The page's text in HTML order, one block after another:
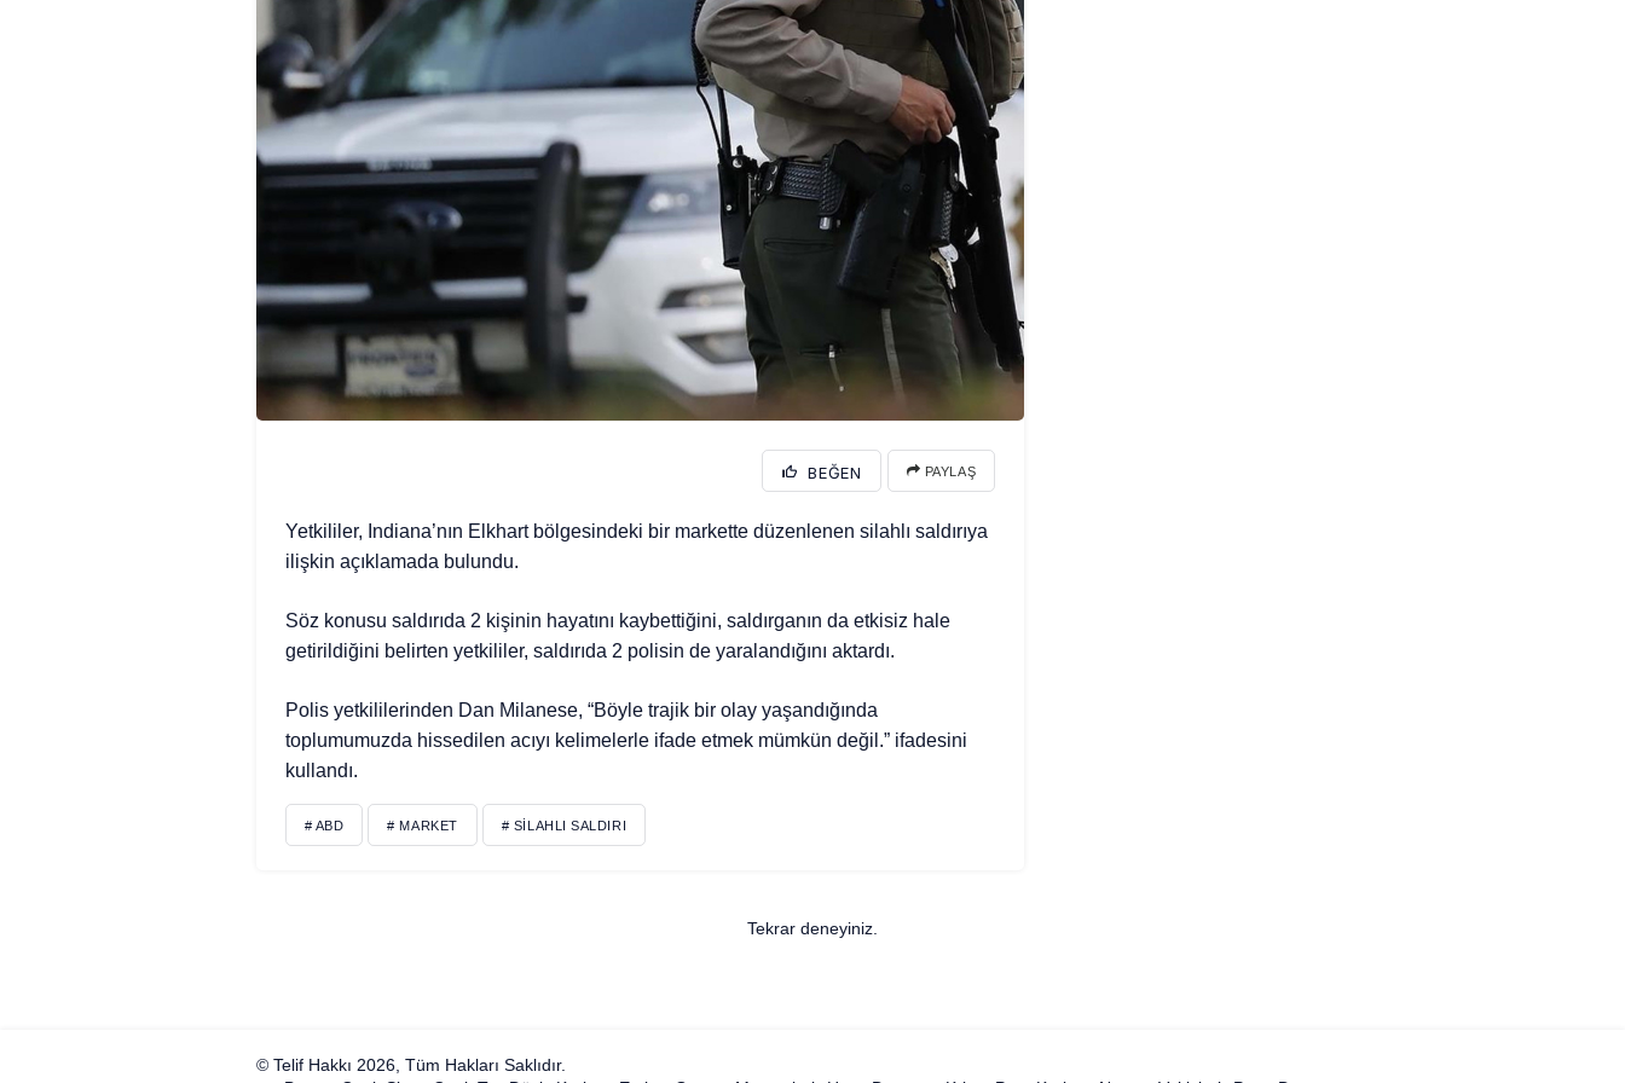
BEĞEN PAYLAŞ
Yetkililer, Indiana’nın Elkhart bölgesindeki bir markette düzenlenen silahlı saldırıya
ilişkin açıklamada bulundu.
Söz konusu saldırıda 2 kişinin hayatını kaybettiğini, saldırganın da etkisiz hale
getirildiğini belirten yetkililer, saldırıda 2 polisin de yaralandığını aktardı.
Polis yetkililerinden Dan Milanese, “Böyle trajik bir olay yaşandığında
toplumumuzda hissedilen acıyı kelimelerle ifade etmek mümkün değil.” ifadesini
kullandı.
# ABD # MARKET # SILAHLI SALDIRI
Tekrar deneyiniz.
© Telif Hakkı 2026, Tüm Hakları Saklıdır.